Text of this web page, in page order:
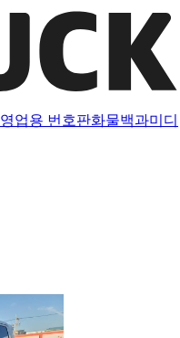
영업용 번호판화물백과미디